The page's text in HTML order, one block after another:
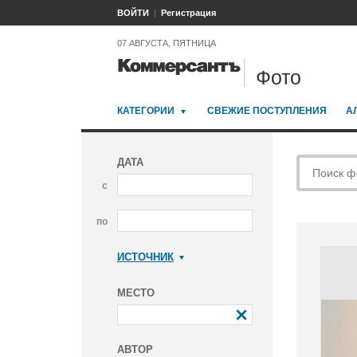
ВОЙТИ Регистрация
07 АВГУСТА, ПЯТНИЦА
Фото
КАТЕГОРИИ СВЕЖИЕ ПОСТУПЛЕНИЯ
ДАТА
с
по
ИСТОЧНИК
МЕСТО
АВТОР